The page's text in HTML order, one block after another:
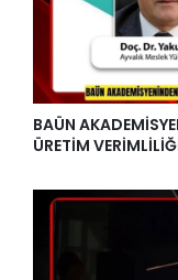
BAÜN
ÜRETİM